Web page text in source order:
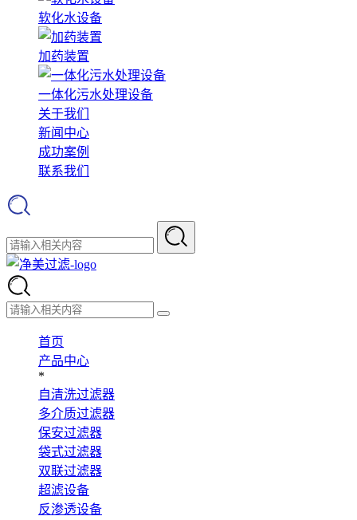
软化水设备
加药装置
一体化污水处理设备
关于我们
新闻中心
成功案例
联系我们
首页
产品中心
*
自清洗过滤器
多介质过滤器
保安过滤器
袋式过滤器
双联过滤器
超滤设备
反渗透设备